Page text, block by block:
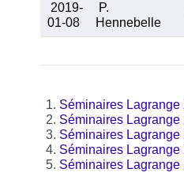
2019-
01-08
P.
Hennebelle
Séminaires Lagrange
Séminaires Lagrange
Séminaires Lagrange
Séminaires Lagrange
Séminaires Lagrange